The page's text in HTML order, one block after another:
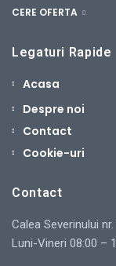
CERE OFERTA
Legaturi Rapide
Acasa
Despre noi
Contact
Cookie-uri
Contact
Calea Severinului
Luni-Vineri 08:00 –